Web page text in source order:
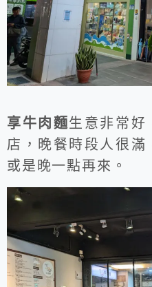
享牛肉麵生意非常好
店，晚餐時段人很滿
或是晚一點再來。